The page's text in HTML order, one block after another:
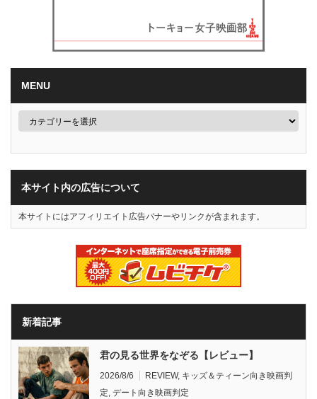
MENU
本サイト内の広告について
本サイトにはアフィリエイト広告バナーやリンクが含まれます。
新着記事
君の見る世界をなぞる【レビュー】
2026/8/6 REVIEW, キッズ＆ティーン向き映画判
定, デート向き映画判定